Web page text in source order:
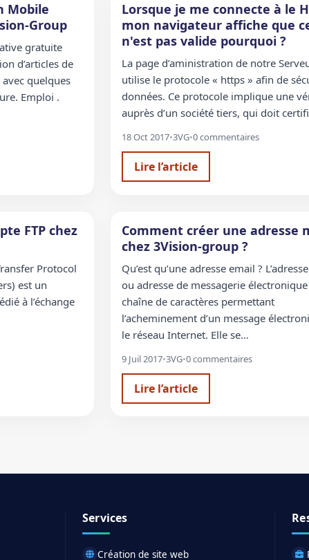
Mobile
Group
gratuite
d’articles de
quelques
Emploi .
Lorsque je me connecte à le
mon navigateur affiche que
n'est pas valide pourquoi ?
La page d’aministration de notre
utilise le protocole « https » afin de
données. Ce protocole implique une
auprès d’un société tiers, qui doit
18 Oct 2017•3VG•0 commentaires
Lire l’article
FTP chez
Protocol
est un
à l’échange
Comment créer une adresse
chez 3Vision-group ?
Qu’est qu’une adresse email ?
ou adresse de messagerie
chaîne de caractères permettant
l’acheminement d’un message
le réseau Internet. Elle se…
9 Juil 2017•3VG•0 commentaires
Lire l’article
Services
Création de site web